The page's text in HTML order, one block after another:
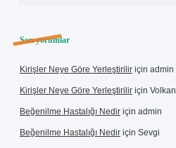
Son yorumlar
Kirişler Neye Göre Yerleştirilir için admin
Kirişler Neye Göre Yerleştirilir için Volkan
Beğenilme Hastalığı Nedir için admin
Beğenilme Hastalığı Nedir için Sevgi